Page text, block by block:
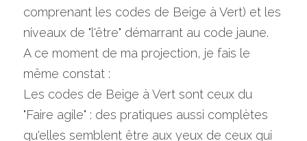
comprenant les codes de Beige à Vert) et les
niveaux de "l'être" démarrant au code jaune.
A ce moment de ma projection, je fais le
même constat :
Les codes de Beige à Vert sont ceux du
"Faire agile" : des pratiques aussi complètes
qu'elles semblent être aux yeux de ceux qui